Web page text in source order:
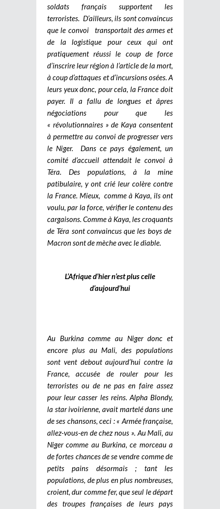
soldats français supportent les
terroristes. D’ailleurs, ils sont convaincus
que le convoi transportait des armes et
de la logistique pour ceux qui ont
pratiquement réussi le coup de force
d’inscrire leur région à l’article de la mort,
à coup d’attaques et d’incursions osées. A
leurs yeux donc, pour cela, la France doit
payer. Il a fallu de longues et âpres
négociations pour que les
« révolutionnaires » de Kaya consentent
à permettre au convoi de progresser vers
le Niger. Dans ce pays également, un
comité d’accueil attendait le convoi à
Téra. Des populations, à la mine
patibulaire, y ont crié leur colère contre
la France. Mieux, comme à Kaya, ils ont
voulu, par la force, vérifier le contenu des
cargaisons. Comme à Kaya, les croquants
de Téra sont convaincus que les boys de
Macron sont de mèche avec le diable.
L’Afrique d’hier n’est plus celle
d’aujourd’hui
Au Burkina comme au Niger donc et
encore plus au Mali, des populations
sont vent debout aujourd’hui contre la
France, accusée de rouler pour les
terroristes ou de ne pas en faire assez
pour leur casser les reins. Alpha Blondy,
la star ivoirienne, avait martelé dans une
de ses chansons, ceci : « Armée française,
allez-vous-en de chez nous ». Au Mali, au
Niger comme au Burkina, ce morceau a
de fortes chances de se vendre comme de
petits pains désormais ; tant les
populations, de plus en plus nombreuses,
croient, dur comme fer, que seul le départ
des troupes françaises de leurs pays